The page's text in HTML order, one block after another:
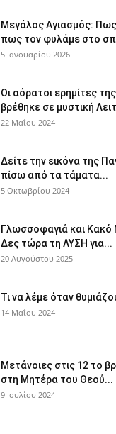
Μεγάλος Αγιασμός: Πως
πως τον φυλάμε στο
5 Ιανουαρίου 2026
Οι αόρατοι ερημίτες
βρέθηκε σε μυστική
22 Μαΐου 2024
Δείτε την εικόνα της
πίσω από τα τάματα...
5 Οκτωβρίου 2024
Γλωσσοφαγιά και Κακό
Δες τώρα τη ΛΥΣΗ για...
20 Αυγούστου 2025
Τι να λέμε όταν
14 Μαΐου 2024
Μετάνοιες στις 12 το
στη Μητέρα του Θεού...
9 Ιουλίου 2024